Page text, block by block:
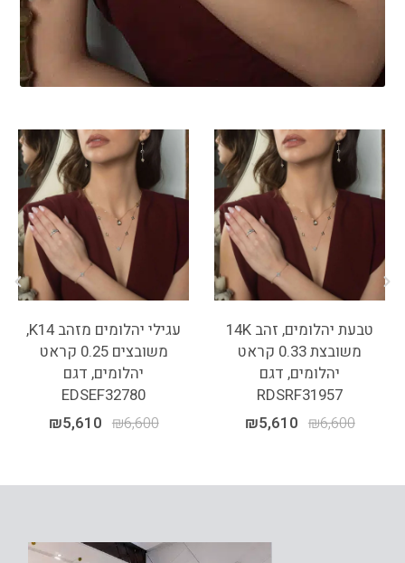
טבעת יהלומים, זהב 14K
משובצת 0.33 קראט
יהלומים, דגם
RDSRF31957
₪6,600
₪5,610
עגילי יהלומים מזהב K14,
משובצים 0.25 קראט
יהלומים, דגם
EDSEF32780
₪6,600
₪5,610